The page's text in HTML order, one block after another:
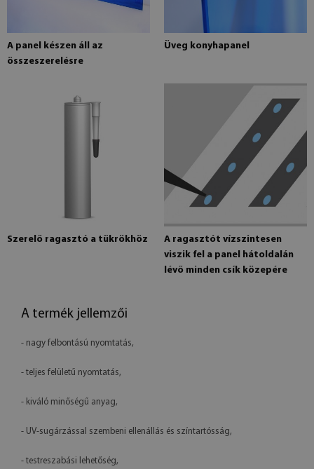
A panel készen áll az
összeszerelésre
Üveg konyhapanel
Szerelő ragasztó a tükrökhöz
A ragasztót vízszintesen
viszik fel a panel hátoldalán
lévő minden csík közepére
A termék jellemzői
- nagy felbontású nyomtatás,
- teljes felületű nyomtatás,
- kiváló minőségű anyag,
- UV-sugárzással szembeni ellenállás és színtartósság,
- testreszabási lehetőség,